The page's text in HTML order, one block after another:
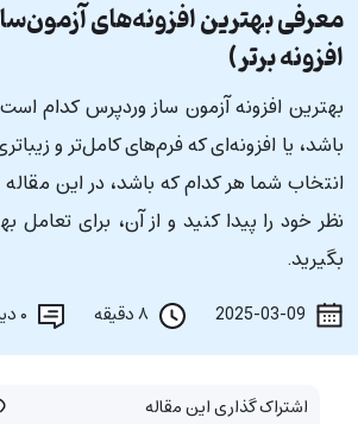
افزونه برتر)
بهترین افزونه آزمون ساز وردپرس کدام
باشد، یا افزونه‌ای که فرم‌های کامل‌تر و
انتخاب شما هر کدام که باشد، در این مقاله
نظر خود را پیدا کنید و از آن، برای
بگیرید.
اشتراک گذاری این مقاله